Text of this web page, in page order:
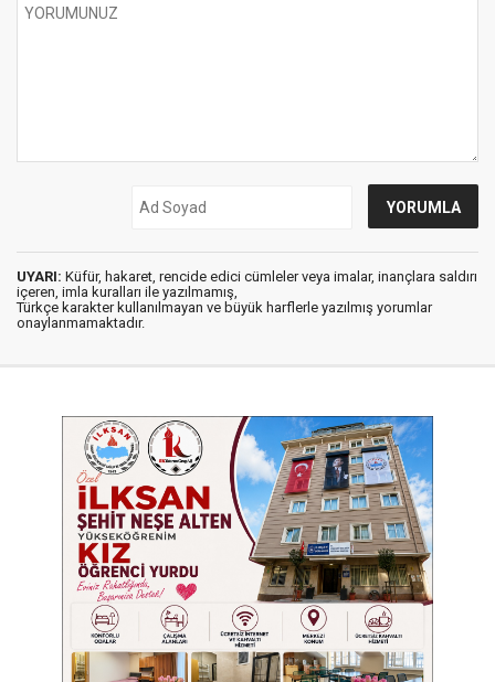
UYARI: Küfür, hakaret, rencide edici cümleler veya imalar, inançlara saldırı
içeren, imla kuralları ile yazılmamış,
Türkçe karakter kullanılmayan ve büyük harflerle yazılmış yorumlar
onaylanmamaktadır.